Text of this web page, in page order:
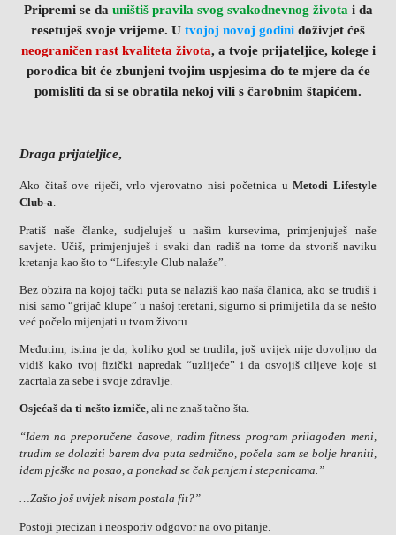
Pripremi se da uništiš pravila svog svakodnevnog života i da
resetuješ svoje vrijeme. U tvojoj novoj godini doživjet ćeš
neograničen rast kvaliteta života, a tvoje prijateljice, kolege i
porodica bit će zbunjeni tvojim uspjesima do te mjere da će
pomisliti da si se obratila nekoj vili s čarobnim štapićem.
Draga prijateljice,
Ako čitaš ove riječi, vrlo vjerovatno nisi početnica uMetodi Lifestyle
Club-a.
Pratiš naše članke, sudjeluješ u našim kursevima, primjenjuješ naše
savjete. Učiš, primjenjuješ i svaki dan radiš na tome da stvoriš naviku
kretanja kao što to “Lifestyle Club nalaže”.
Bez obzira na kojoj tački puta se nalaziš kao naša članica, ako se trudiš i
nisi samo “grijač klupe” u našoj teretani, sigurno si primijetila da se nešto
već počelo mijenjati u tvom životu.
Međutim, istina je da, koliko god se trudila, još uvijek nije dovoljno da
vidiš kako tvoj fizički napredak “uzlijeće” i da osvojiš ciljeve koje si
zacrtala za sebe i svoje zdravlje.
Osjećaš da ti nešto izmiče, ali ne znaš tačno šta.
“Idem na preporučene časove, radim fitness program prilagođen meni,
trudim se dolaziti barem dva puta sedmično, počela sam se bolje hraniti,
idem pješke na posao, a ponekad se čak penjem i stepenicama.”
…Zašto još uvijek nisam postala fit?”
Postoji precizan i neosporiv odgovor na ovo pitanje.